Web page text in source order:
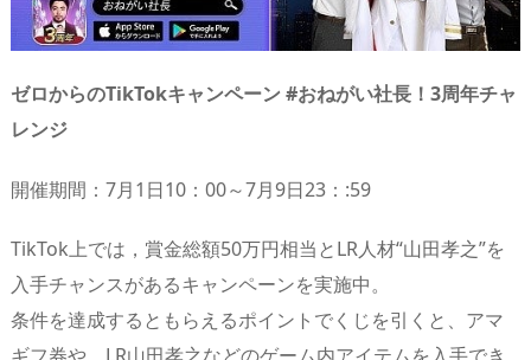
ゼロからのTikTokキャンペーン #おねがい社長！3周年チャ
レンジ
開催期間：7月1日10：00～7月9日23：:59
TikTok上では，賞金総額50万円相当とLR人材“山田孝之”を
入手チャンスがあるキャンペーンを実施中。
条件を達成するともらえるポイントでくじを引くと、アマ